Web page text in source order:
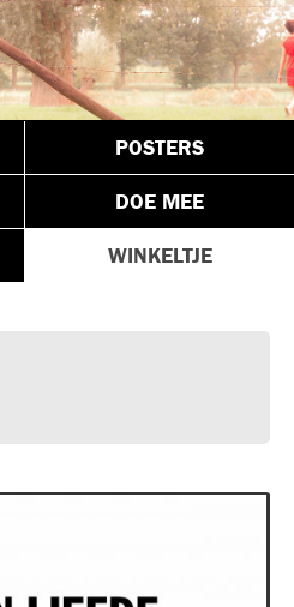
POSTERS
DOE MEE
WINKELTJE